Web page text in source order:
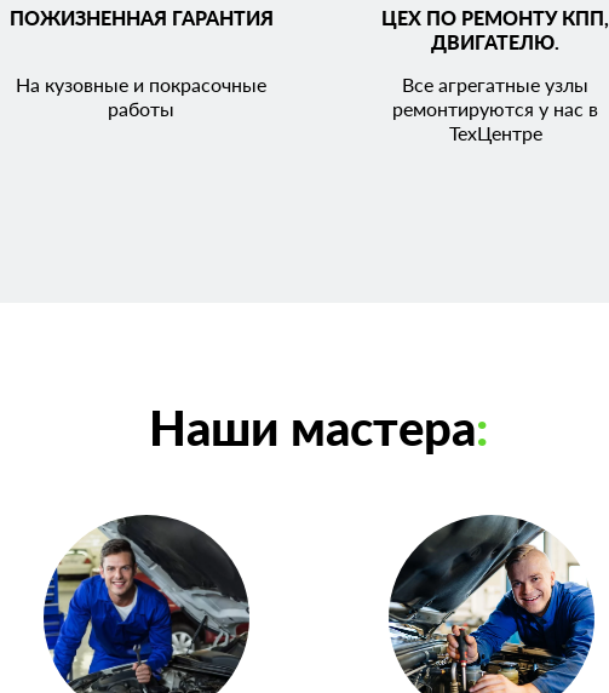
ПОЖИЗНЕННАЯ ГАРАНТИЯ
На кузовные и покрасочные
работы
ЦЕХ ПО РЕМОНТУ КПП,
ДВИГАТЕЛЮ.
Все агрегатные узлы
ремонтируются у нас в
ТехЦентре
Наши мастера: